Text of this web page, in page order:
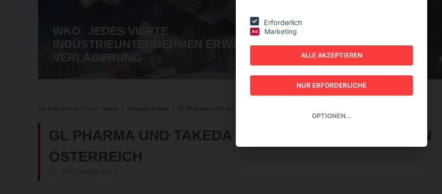
BEI LANCIUM
TRUMP WILL USA ZU "MINERALIEN-
SUPERMACHT" MACHEN
Sie befinden sich hier: Home Aktuelle Artikel GL Pharma und Takeda investieren Millionen in Österreich
GL PHARMA UND TAKEDA INVESTIEREN MILLIONEN IN
ÖSTERREICH
Erforderlich
Ad Marketing
ALLE AKZEPTIEREN
NUR ERFORDERLICHE
OPTIONEN...